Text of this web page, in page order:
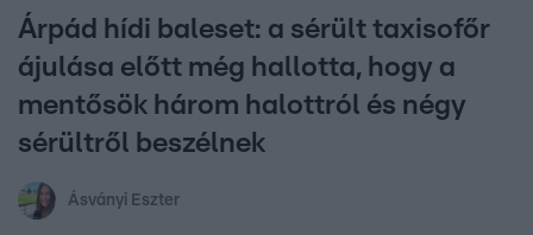
Árpád hídi baleset: a sérült taxisofőr
ájulása előtt még hallotta, hogy a
mentősök három halottról és négy
sérültről beszélnek
Ásványi Eszter